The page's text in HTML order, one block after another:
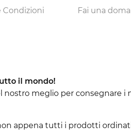
Condizioni Fai una
il mondo!
nostro meglio per consegnare
appena tutti i prodotti